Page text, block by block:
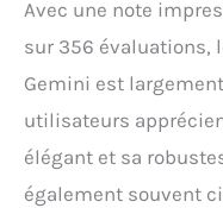
Avec une note
sur 356 évaluations,
Gemini est
utilisateurs
élégant et sa
également souvent